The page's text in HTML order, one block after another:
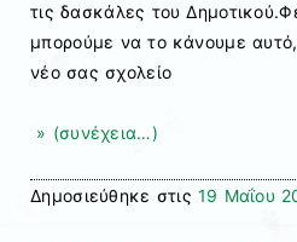
τις δασκάλες του
μπορούμε να το κάνουμε
νέο σας σχολείο
» (συνέχεια…)
Δημοσιεύθηκε στις 19 Μαΐου